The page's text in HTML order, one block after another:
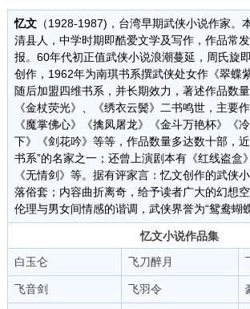
忆文（1928-1987)，台湾早期武侠小说作家。
清县人，中学时期即酷爱文学及写作，作品常
报。60年代初正值武侠小说浪潮蔓延，周氏旋
创作，1962年为南琪书系撰武侠处女作《翠蝶
随后加盟四维书系，并长期效力，著述作品数
《金杖荧光》、《绣衣云鬓》二书鸣世，主要
《魔掌佛心》《擒凤屠龙》《金斗万艳杯》《
下》《剑花吟》等等，作品数量多达数十部，
书系”的名家之一；还曾上演剧本有《红线盗盒
《无情剑》等。据有评家言：忆文创作的武侠
落俗套；内容曲折离奇，给予读者广大的幻想
伦理与男女间情感的谐调，武侠界誉为“鸳鸯蝴蝶
忆文小说作品集
白玉仑
飞刀醉月
飞音剑 飞羽令